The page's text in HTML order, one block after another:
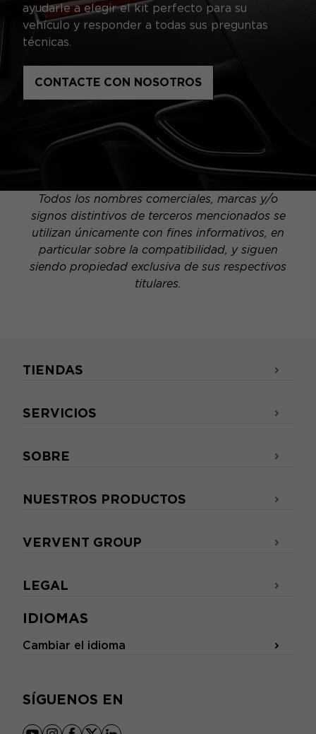
ayudarle a elegir el kit perfecto para su
vehículo y responder a todas sus preguntas
técnicas.
CONTACTE CON NOSOTROS
Todos los nombres comerciales, marcas y/o
signos distintivos de terceros mencionados se
utilizan únicamente con fines informativos, en
particular sobre la compatibilidad, y siguen
siendo propiedad exclusiva de sus respectivos
titulares.
IDIOMAS
Cambiar el idioma
SÍGUENOS EN
TIENDAS
SERVICIOS
SOBRE
NUESTROS PRODUCTOS
VERVENT GROUP
LEGAL